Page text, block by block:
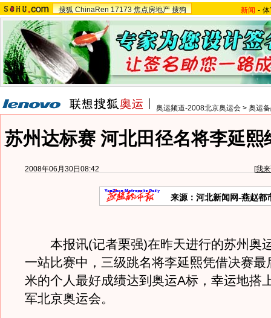
搜狐 ChinaRen 17173 焦点房地产 搜狗 新闻 -
奥运频道-2008北京奥运会 > 奥运
苏州达标赛 河北田径名将李延熙
2008年06月30日08:42 [我
来源：河北新闻网-燕赵都
本报讯(记者栗强)在昨天进行的苏州奥
一站比赛中，三级跳名将李延熙凭借决赛
米的个人最好成绩达到奥运A标，幸运地搭
军北京奥运会。